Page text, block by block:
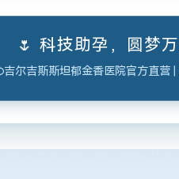
🌷 科技助孕，圆梦
吉尔吉斯斯坦郁金香医院官方直营